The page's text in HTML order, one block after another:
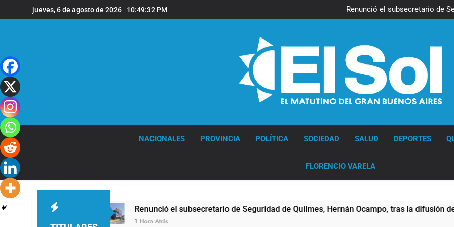
al
jueves, 6 de agosto de 2026 10:49:33 PM
Renunció el subsecretario de
Candela Arizaga confirmó
Renunció el subsecretario de
Candela Arizaga confirmó
La Libertad Avanza consiguió
NACIONALES PROVINCIA POLÍTICA SOCIEDAD SALUD DEPORTES
FLORENCIO VARELA
de Milei Renunció el subsecretario de Seguridad de Quilmes, Hernán Ocampo, tras la difusión de
1 Hora Atrás